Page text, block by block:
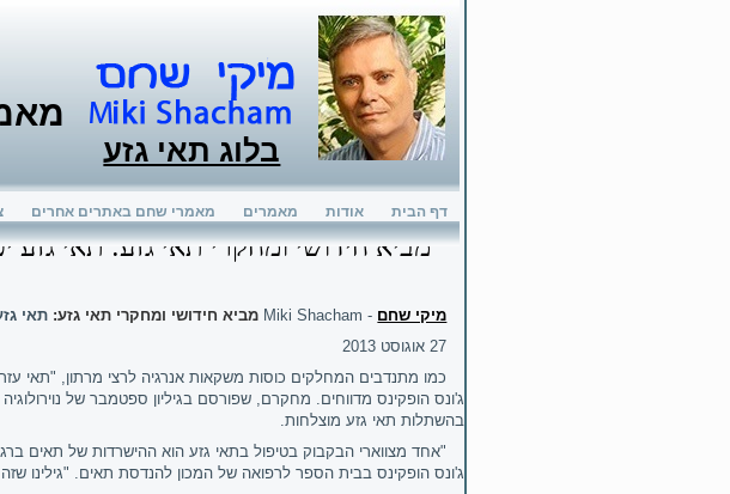
בלוג תאי גזע
דף הבית אודות מאמרים מאמרי שחם באתרים אחרים
מיקי שחם Miki Shacham - מביא חידושי ומחקרי תאי גזע: תאי
27 אוגוסט 2013
כמו מתנדבים המחלקים כוסות משקאות אנרגיה לרצי מרתון, "תאי
ג'ונס הופקינס מדווחים. מחקרם, שפורסם בגיליון ספטמבר של
בהשתלות תאי גזע מוצלחות.
ג'ונס הופקינס בבית הספר לרפואה של המכון להנדסת תאים. "גילינו